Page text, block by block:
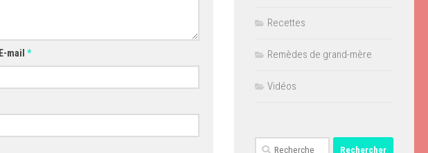
E-mail*
Recettes
Remèdes de grand-mère
Vidéos
Rechercher :